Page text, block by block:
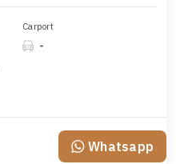
Carport
-
Whatsapp